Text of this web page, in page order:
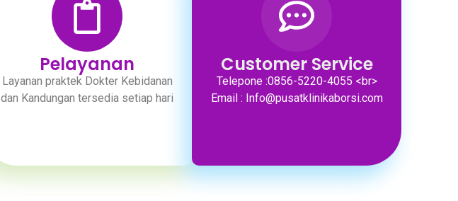
Pelayanan
Layanan praktek Dokter Kebidanan
dan Kandungan tersedia setiap hari
Customer Service
Telepone :0856-5220-4055 <br>
Email : Info@pusatklinikaborsi.com